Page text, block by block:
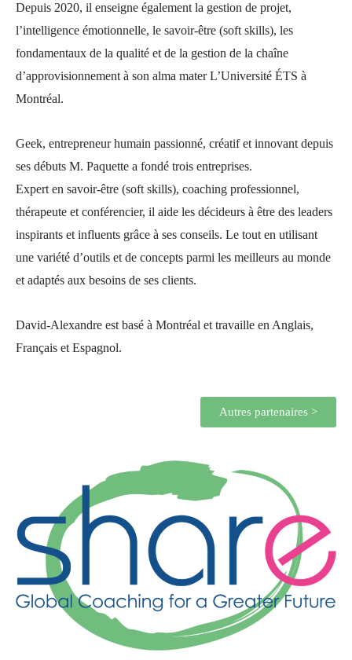
Depuis 2020, il enseigne également la gestion de projet,
l’intelligence émotionnelle, le savoir-être (soft skills), les
fondamentaux de la qualité et de la gestion de la chaîne
d’approvisionnement à son alma mater L’Université ÉTS à
Montréal.
Geek, entrepreneur humain passionné, créatif et innovant depuis
ses débuts M. Paquette a fondé trois entreprises.
Expert en savoir-être (soft skills), coaching professionnel,
thérapeute et conférencier, il aide les décideurs à être des leaders
inspirants et influents grâce à ses conseils. Le tout en utilisant
une variété d’outils et de concepts parmi les meilleurs au monde
et adaptés aux besoins de ses clients.
David-Alexandre est basé à Montréal et travaille en Anglais,
Français et Espagnol.
Autres partenaires >